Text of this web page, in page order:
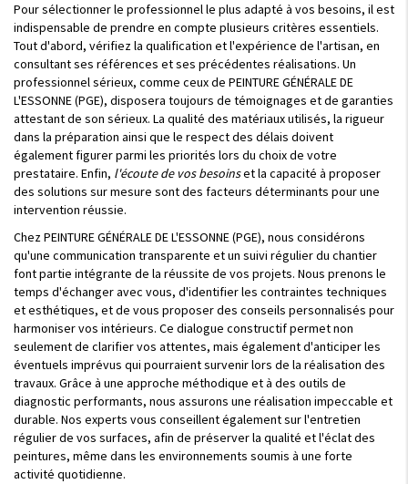
Pour sélectionner le professionnel le plus adapté à vos besoins, il est
indispensable de prendre en compte plusieurs critères essentiels.
Tout d'abord, vérifiez la qualification et l'expérience de l'artisan, en
consultant ses références et ses précédentes réalisations. Un
professionnel sérieux, comme ceux de PEINTURE GÉNÉRALE DE
L'ESSONNE (PGE), disposera toujours de témoignages et de garanties
attestant de son sérieux. La qualité des matériaux utilisés, la rigueur
dans la préparation ainsi que le respect des délais doivent
également figurer parmi les priorités lors du choix de votre
prestataire. Enfin, l'écoute de vos besoinset la capacité à proposer
des solutions sur mesure sont des facteurs déterminants pour une
intervention réussie.
Chez PEINTURE GÉNÉRALE DE L'ESSONNE (PGE), nous considérons
qu'une communication transparente et un suivi régulier du chantier
font partie intégrante de la réussite de vos projets. Nous prenons le
temps d'échanger avec vous, d'identifier les contraintes techniques
et esthétiques, et de vous proposer des conseils personnalisés pour
harmoniser vos intérieurs. Ce dialogue constructif permet non
seulement de clarifier vos attentes, mais également d'anticiper les
éventuels imprévus qui pourraient survenir lors de la réalisation des
travaux. Grâce à une approche méthodique et à des outils de
diagnostic performants, nous assurons une réalisation impeccable et
durable. Nos experts vous conseillent également sur l'entretien
régulier de vos surfaces, afin de préserver la qualité et l'éclat des
peintures, même dans les environnements soumis à une forte
activité quotidienne.